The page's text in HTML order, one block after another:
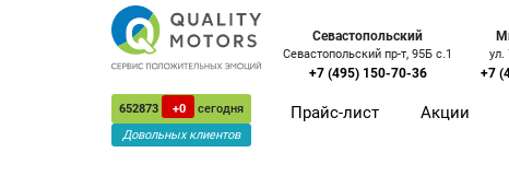
652873 +0
сегодня
Довольных клиентов
Севастопольский
Севастопольский пр-т, 95Б с.1
+7 (495) 150-70-36
ул.
+7
Прайс-лист Акции